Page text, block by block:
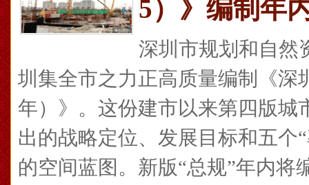
5）》编制年
深圳市规划和自然
圳集全市之力正高质量编制《深
年）》。这份建市以来第四版城
出的战略定位、发展目标和五个
的空间蓝图。新版“总规”年内将